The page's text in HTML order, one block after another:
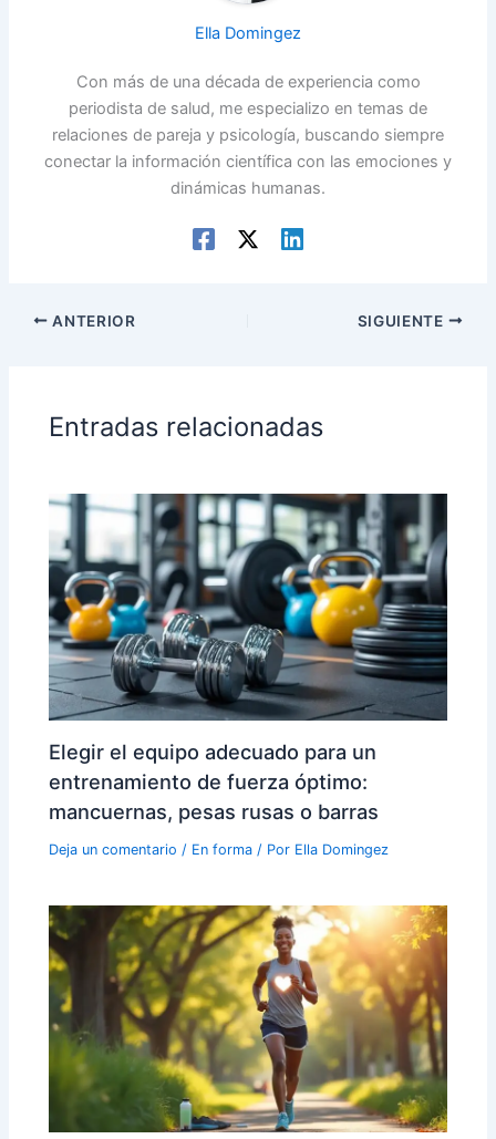
Ella Domingez
Con más de una década de experiencia como
periodista de salud, me especializo en temas de
relaciones de pareja y psicología, buscando siempre
conectar la información científica con las emociones y
dinámicas humanas.
ANTERIOR SIGUIENTE
Entradas relacionadas
Elegir el equipo adecuado para un
entrenamiento de fuerza óptimo:
mancuernas, pesas rusas o barras
Deja un comentario / En forma / Por Ella Domingez